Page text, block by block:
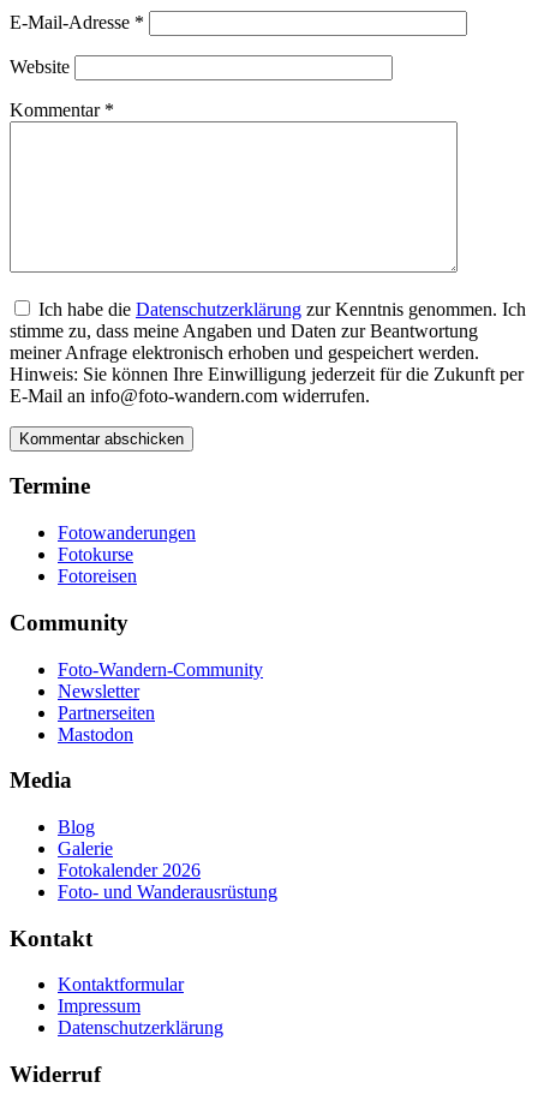
E-Mail-Adresse *
Website
Kommentar *
Ich habe die Datenschutzerklärung zur Kenntnis genommen. Ich
stimme zu, dass meine Angaben und Daten zur Beantwortung
meiner Anfrage elektronisch erhoben und gespeichert werden.
Hinweis: Sie können Ihre Einwilligung jederzeit für die Zukunft per
E-Mail an info@foto-wandern.com widerrufen.
Termine
Fotowanderungen
Fotokurse
Fotoreisen
Community
Foto-Wandern-Community
Newsletter
Partnerseiten
Mastodon
Media
Blog
Galerie
Fotokalender 2026
Foto- und Wanderausrüstung
Kontakt
Kontaktformular
Impressum
Datenschutzerklärung
Widerruf